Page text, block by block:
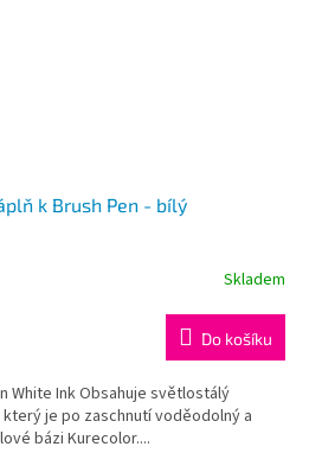
k Brush Pen - bílý
Skladem
Do košíku
White Ink Obsahuje světlostálý
je po zaschnutí voděodolný a
bázi Kurecolor....